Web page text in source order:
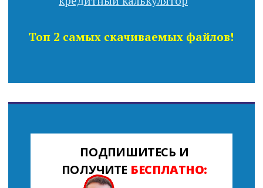
Топ 2 самых скачиваемых файлов!
ПОДПИШИТЕСЬ И
ПОЛУЧИТЕ БЕСПЛАТНО: